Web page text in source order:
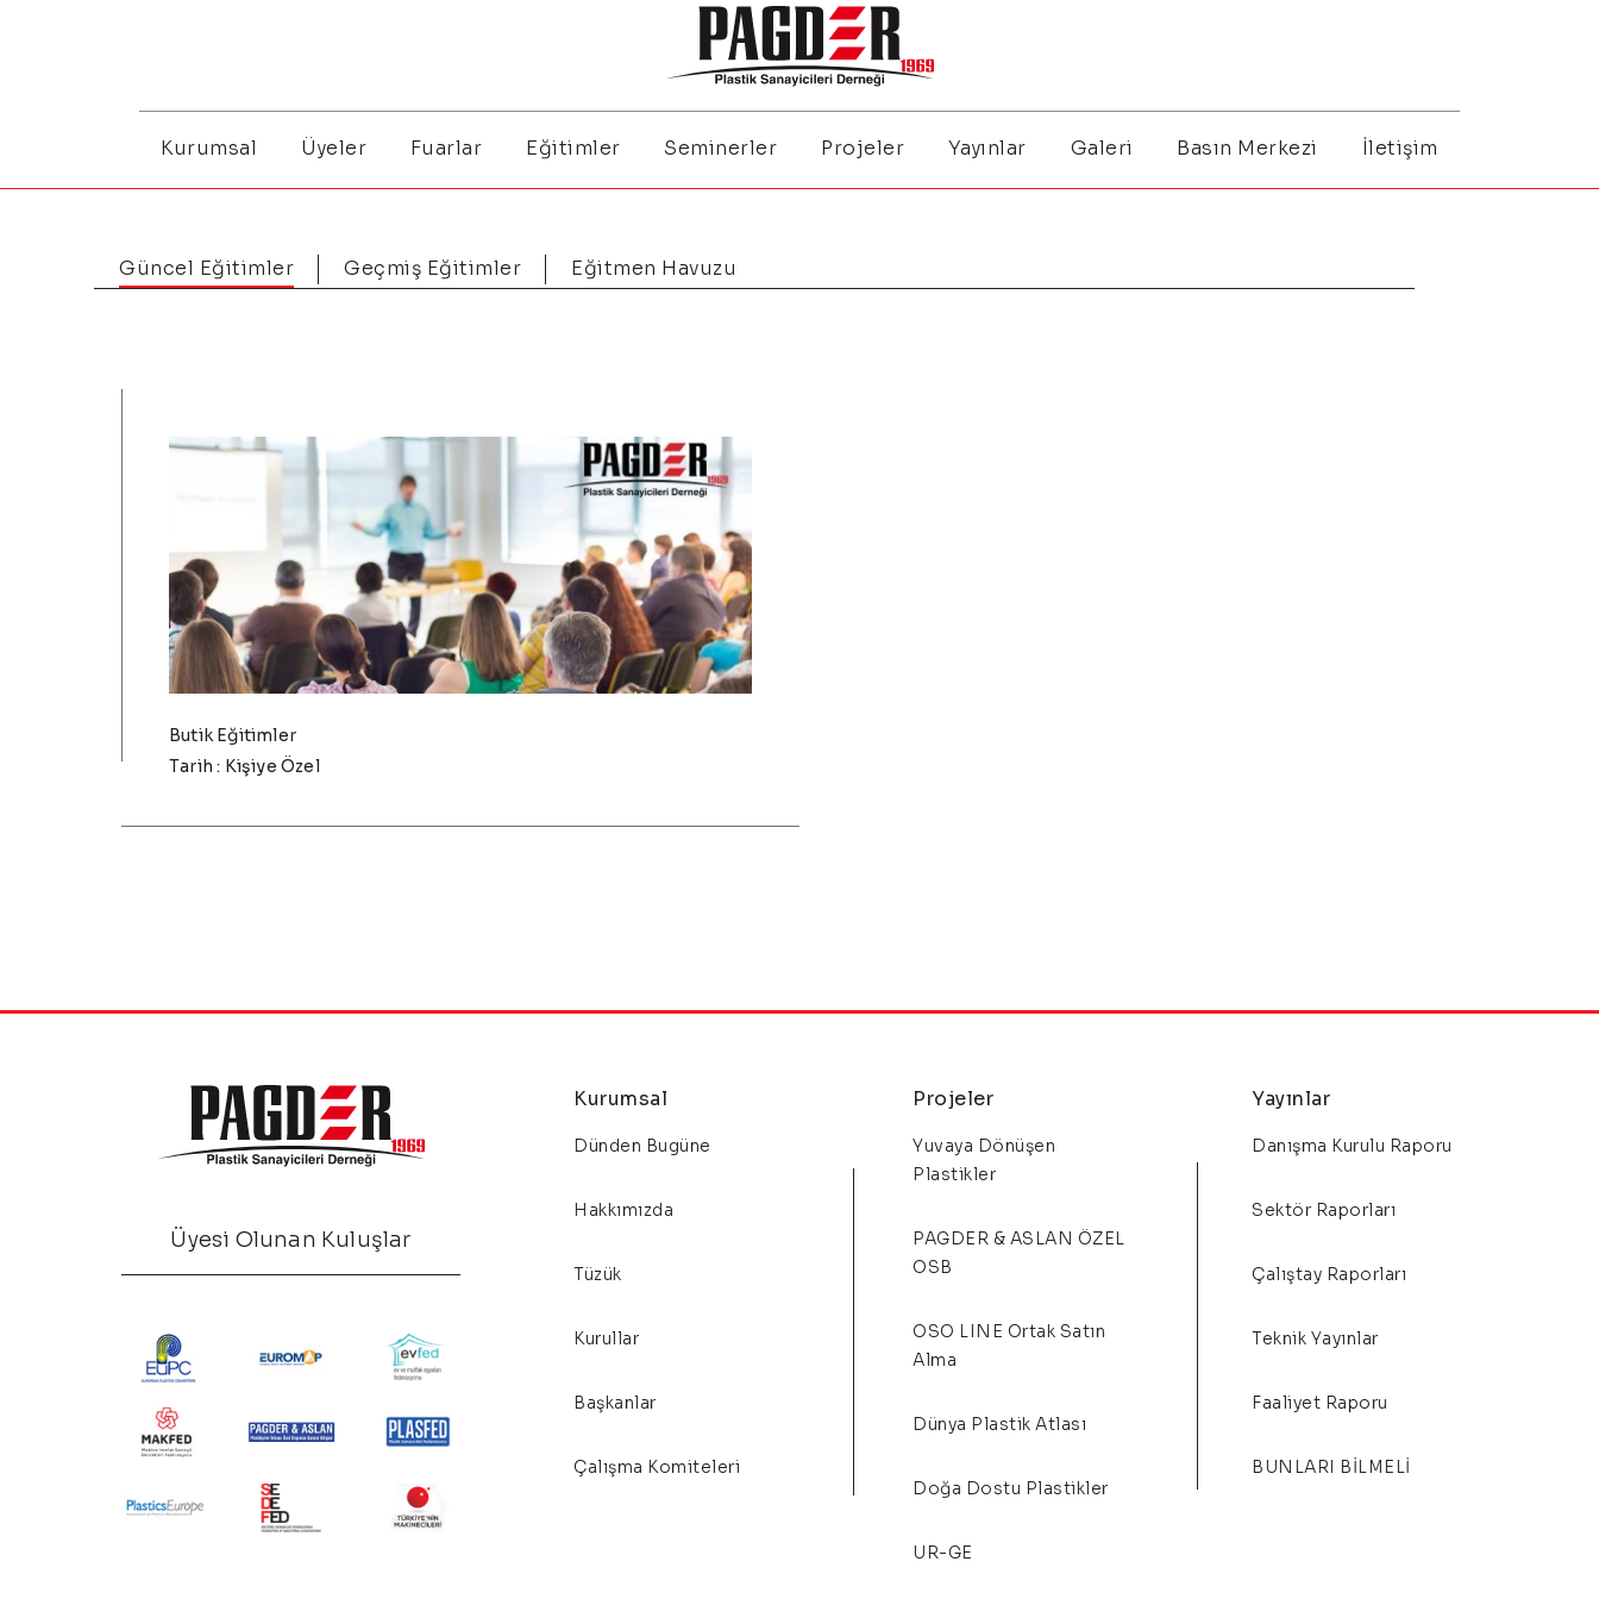
Kurumsal Üyeler Fuarlar Eğitimler Seminerler Projeler Yayınlar Galeri Basın Merkezi İletişim
Güncel Eğitimler Geçmiş Eğitimler Eğitmen Havuzu
Butik Eğitimler
Tarih : Kişiye Özel
Üyesi Olunan Kuluşlar
Kurumsal
Dünden Bugüne
Hakkımızda
Tüzük
Kurullar
Başkanlar
Çalışma Komiteleri
Projeler
Yuvaya Dönüşen
Plastikler
PAGDER & ASLAN ÖZEL
OSB
OSO LINE Ortak Satın
Alma
Dünya Plastik Atlası
Doğa Dostu Plastikler
UR-GE
Yayınlar
Danışma Kurulu Raporu
Sektör Raporları
Çalıştay Raporları
Teknik Yayınlar
Faaliyet Raporu
BUNLARI BİLMELİ